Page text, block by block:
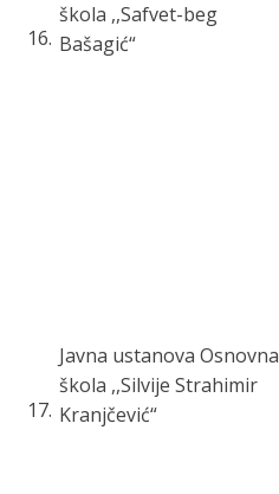
16.
škola ,,Safvet-beg
Bašagić“
17.
Javna ustanova Osnovna
škola ,,Silvije Strahimir
Kranjčević“